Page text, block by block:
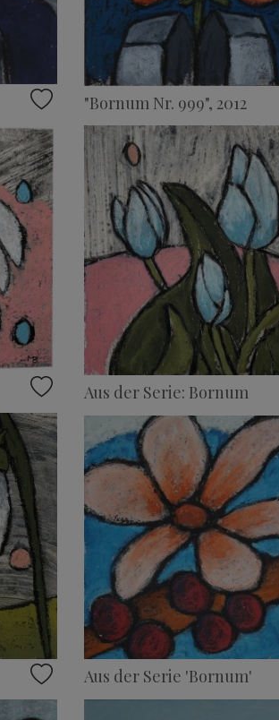
"Bornum Nr. 999", 2012
Aus der Serie: Bornum
Aus der Serie 'Bornum'